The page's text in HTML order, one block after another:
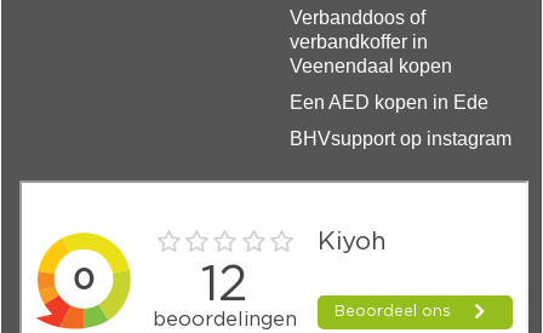
Verbanddoos of
verbandkoffer in
Veenendaal kopen
Een AED kopen in Ede
BHVsupport op instagram